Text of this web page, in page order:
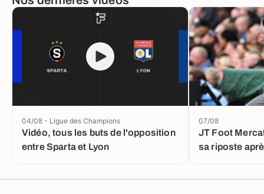
Vidéo, tous les buts de l'opposition
entre Sparta et Lyon
04/08 - Ligue des Champions
JT Foot
sa riposte
07/08